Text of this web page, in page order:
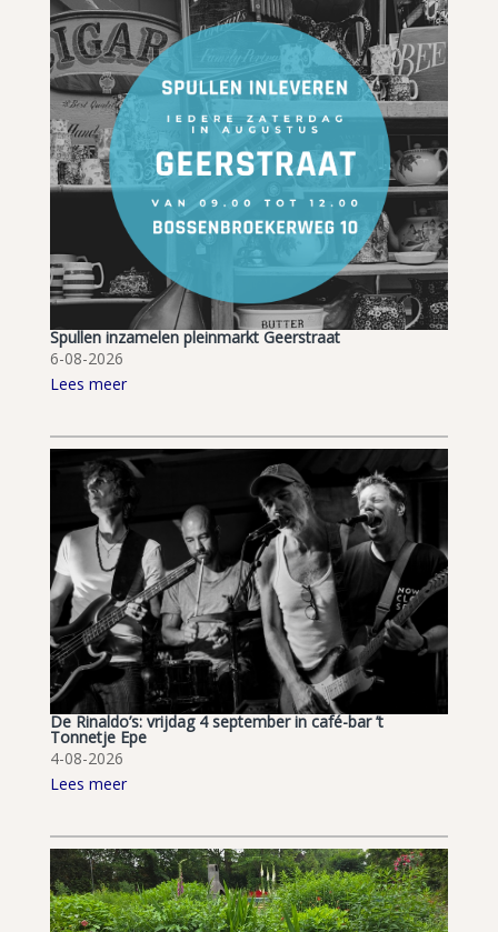
Spullen inzamelen pleinmarkt Geerstraat
6-08-2026
Lees meer
De Rinaldo’s: vrijdag 4 september in café-bar ’t
Tonnetje Epe
4-08-2026
Lees meer